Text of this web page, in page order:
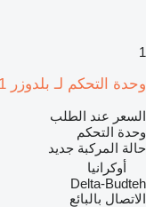
1
وحدة التحكم لـ بلدوزر Komatsu D61
السعر عند الطلب
وحدة التحكم
حالة المركبة جديد
أوكرانيا
Delta-Budteh
الاتصال بالبائع